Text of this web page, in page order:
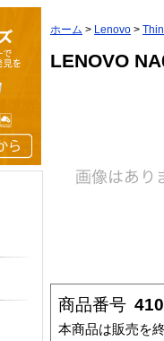
ホーム > Lenovo >
LENOVO
商品番号
本商品は販売を